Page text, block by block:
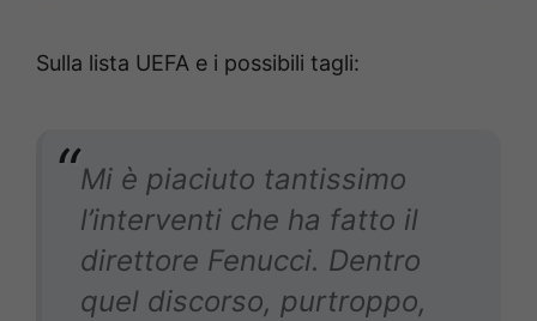
Sulla lista UEFA e i possibili tagli:
Mi è piaciuto tantissimo
l’interventi che ha fatto il
direttore Fenucci. Dentro
quel discorso, purtroppo,